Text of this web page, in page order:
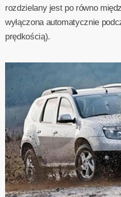
rozdzielany jest po równo
wyłączona automatycznie
prędkością).